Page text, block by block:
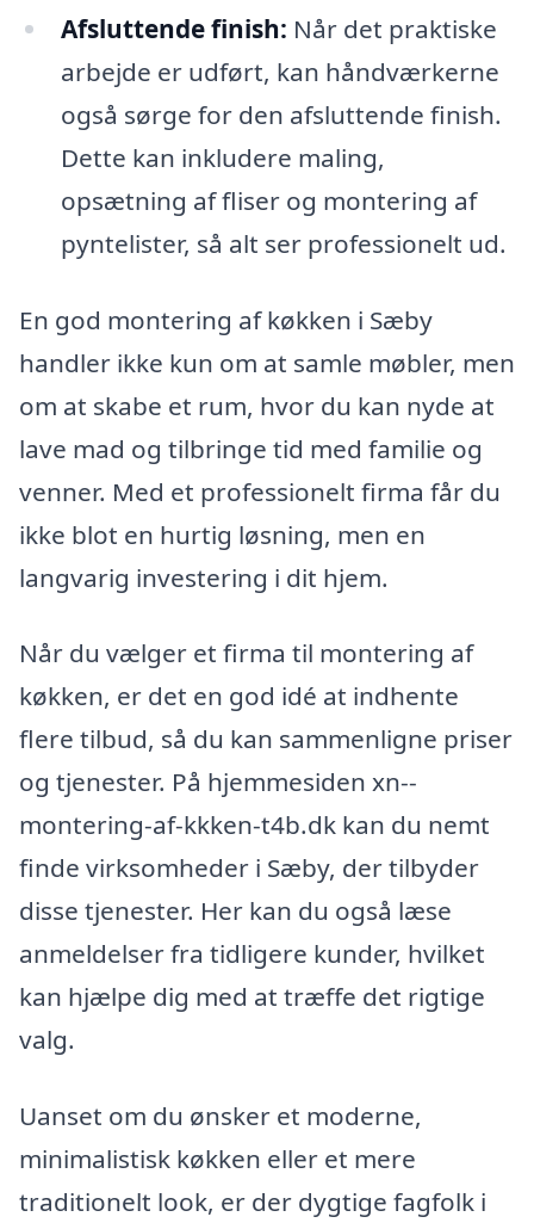
Afsluttende finish: Når det praktiske
arbejde er udført, kan håndværkerne
også sørge for den afsluttende finish.
Dette kan inkludere maling,
opsætning af fliser og montering af
pyntelister, så alt ser professionelt ud.
En god montering af køkken i Sæby
handler ikke kun om at samle møbler, men
om at skabe et rum, hvor du kan nyde at
lave mad og tilbringe tid med familie og
venner. Med et professionelt firma får du
ikke blot en hurtig løsning, men en
langvarig investering i dit hjem.
Når du vælger et firma til montering af
køkken, er det en god idé at indhente
flere tilbud, så du kan sammenligne priser
og tjenester. På hjemmesiden xn--
montering-af-kkken-t4b.dk kan du nemt
finde virksomheder i Sæby, der tilbyder
disse tjenester. Her kan du også læse
anmeldelser fra tidligere kunder, hvilket
kan hjælpe dig med at træffe det rigtige
valg.
Uanset om du ønsker et moderne,
minimalistisk køkken eller et mere
traditionelt look, er der dygtige fagfolk i